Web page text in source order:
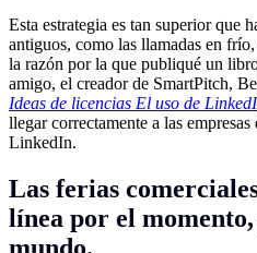
Esta estrategia es tan superior que
antiguos, como las llamadas en
la razón por la que publiqué un
amigo, el creador de SmartPitch,
Ideas de licencias El uso de
llegar correctamente a las
LinkedIn.
Las ferias
línea por el momento,